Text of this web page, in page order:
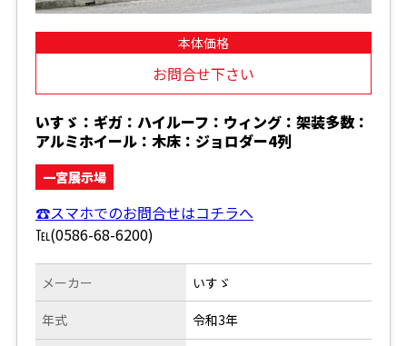
本体価格
お問合せ下さい
いすゞ：ギガ：ハイルーフ：ウィング：架装多数：
アルミホイール：木床：ジョロダー4列
一宮展示場
☎スマホでのお問合せはコチラへ
℡(0586-68-6200)
メーカー
年式
いすゞ
令和3年